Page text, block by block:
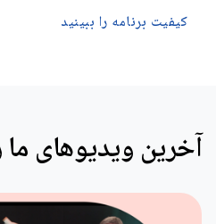
کیفیت برنامه را ببینید
آخرین ویدیوهای ما